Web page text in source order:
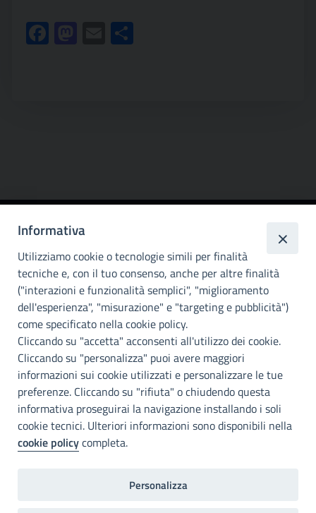
Facebook
Mastodon
Email
Città
metropolitana di
Palermo
INFO E CONTATTI
I nostri canali social
Accessibilità
Città Metropolitana di Palermo si impegna a rendere il proprio sito
web accessibile, conformemente al D.lgs. 10 agosto 2018, n°106
che ha recepito la direttiva UE 2016/2102 del Parlamento euopeo e
del Consiglio.
Dichiarazione di accessibilità
Informativa
Utilizziamo cookie o tecnologie simili per finalità
tecniche e, con il tuo consenso, anche per altre finalità
("interazioni e funzionalità semplici", "miglioramento
dell'esperienza", "misurazione" e "targeting e pubblicità")
come specificato nella cookie policy.
Cliccando su "accetta" acconsenti all'utilizzo dei cookie.
Cliccando su "personalizza" puoi avere maggiori
informazioni sui cookie utilizzati e personalizzare le tue
preferenze. Cliccando su "rifiuta" o chiudendo questa
informativa proseguirai la navigazione installando i soli
cookie tecnici. Ulteriori informazioni sono disponibili nella
cookie policycompleta.
Personalizza